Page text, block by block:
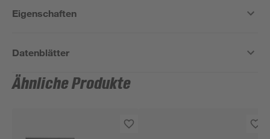
Eigenschaften
Datenblätter
Ähnliche Produkte